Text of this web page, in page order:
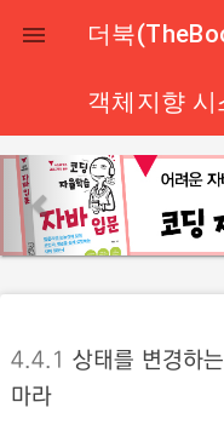
 더북
객체지향
p
r
e
u
s
4.4.1 상태를 변경하
마라